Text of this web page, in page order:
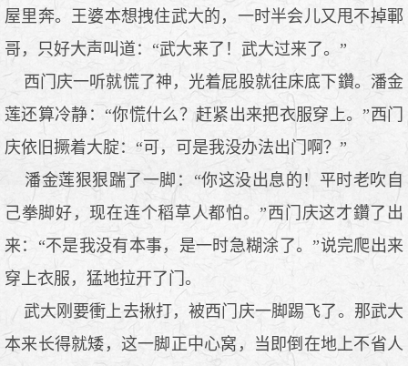
屋里奔。王婆本想拽住武大的，一时半会儿又甩不掉鄆
哥，只好大声叫道：“武大来了！武大过来了。”
西门庆一听就慌了神，光着屁股就往床底下鑽。潘金
莲还算冷静：“你慌什么？赶紧出来把衣服穿上。”西门
庆依旧撅着大腚：“可，可是我没办法出门啊？”
潘金莲狠狠踹了一脚：“你这没出息的！平时老吹自
己拳脚好，现在连个稻草人都怕。”西门庆这才鑽了出
来：“不是我没有本事，是一时急糊涂了。”说完爬出来
穿上衣服，猛地拉开了门。
武大刚要衝上去揪打，被西门庆一脚踢飞了。那武大
本来长得就矮，这一脚正中心窝，当即倒在地上不省人